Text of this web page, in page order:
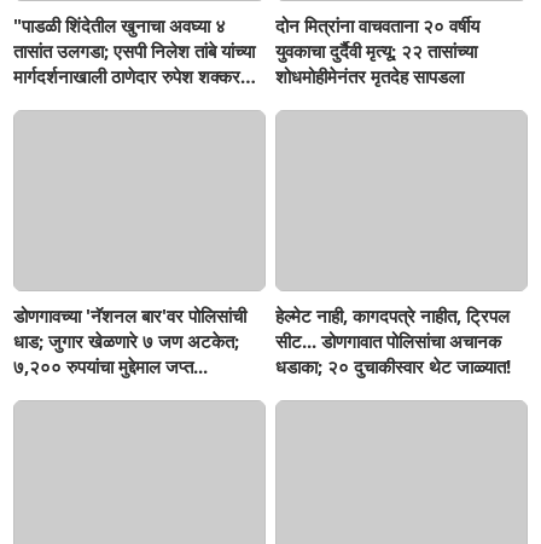
"पाडळी शिंदेतील खुनाचा अवघ्या ४
तासांत उलगडा; एसपी निलेश तांबे यांच्या
मार्गदर्शनाखाली ठाणेदार रुपेश शक्करगेंची
दोन मित्रांना वाचवताना २० वर्षीय
युवकाचा दुर्दैवी मृत्यू; २२ तासांच्या
शोधमोहीमेनंतर मृतदेह सापडला
डोणगावच्या 'नॅशनल बार'वर पोलिसांची
धाड; जुगार खेळणारे ७ जण अटकेत;
७,२०० रुपयांचा मुद्देमाल जप्त...
हेल्मेट नाही, कागदपत्रे नाहीत, ट्रिपल
सीट... डोणगावात पोलिसांचा अचानक
धडाका; २० दुचाकीस्वार थेट जाळ्यात!